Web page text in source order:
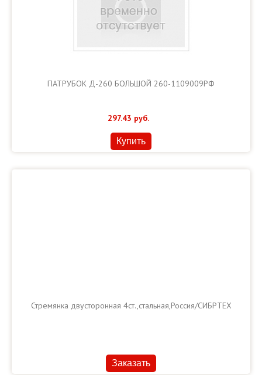
ПАТРУБОК Д-260 БОЛЬШОЙ 260-1109009РФ
297.43 руб.
Купить
Стремянка двусторонная 4ст.,стальная,Россия/СИБРТЕХ
Заказать